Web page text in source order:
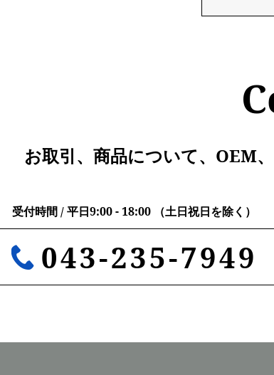
お取引、商品について、 OEM、
受付時間 / 平日9:00 - 18:00 （土日祝日を除く）
043-235-7949